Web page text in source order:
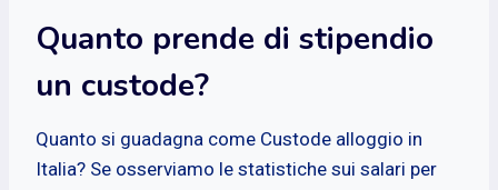
Quanto prende di stipendio
un custode?
Quanto si guadagna come Custode alloggio in
Italia? Se osserviamo le statistiche sui salari per